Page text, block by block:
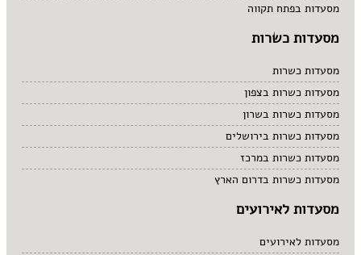
מסעדות בפתח תקווה
מסעדות כשרות
מסעדות כשרות
מסעדות כשרות בצפון
מסעדות כשרות בשרון
מסעדות כשרות בירושלים
מסעדות כשרות במרכז
מסעדות כשרות בדרום הארץ
מסעדות לאירועים
מסעדות לאירועים